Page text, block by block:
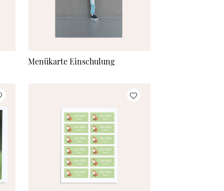
Menükarte Einschulung